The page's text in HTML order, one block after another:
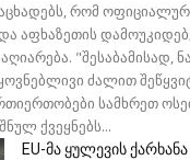
რომ
აფხაზეთის
"შესაბამისად,
ძალით
სამხრეთ
ქვეყნებს...
EU-მა ყულევის